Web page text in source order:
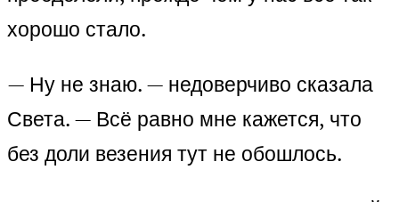
хорошо стало.
— Ну не знаю. — недоверчиво сказала
Света. — Всё равно мне кажется, что
без доли везения тут не обошлось.